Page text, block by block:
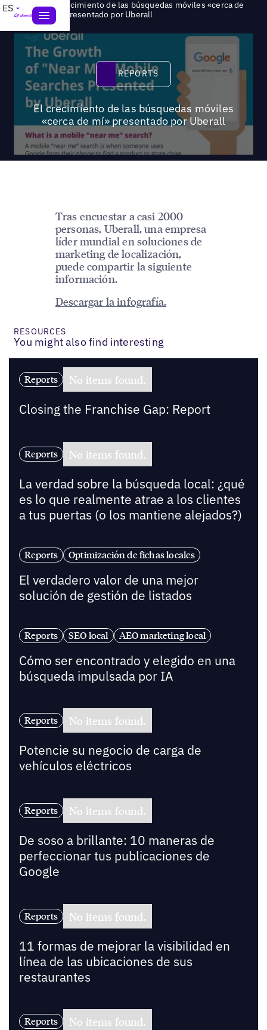
ES Reports>El crecimiento de las búsquedas móviles «cerca de
mí» presentado por Uberall
Reports
REPORTS
El crecimiento de las búsquedas móviles
«cerca de mí» presentado por Uberall
Tras encuestar a casi 2000
personas, Uberall, una empresa
líder mundial en soluciones de
marketing de localización,
puede compartir la siguiente
información.
Descargar la infografía.
RESOURCES
You might also find interesting
Reports No items found.
Closing the Franchise Gap: Report
Reports No items found.
La verdad sobre la búsqueda local: ¿qué
es lo que realmente atrae a los clientes
a tus puertas (o los mantiene alejados?)
Reports Optimización de fichas locales
El verdadero valor de una mejor
solución de gestión de listados
Reports SEO local AEO marketing local
Cómo ser encontrado y elegido en una
búsqueda impulsada por IA
Reports No items found.
Potencie su negocio de carga de
vehículos eléctricos
Reports No items found.
De soso a brillante: 10 maneras de
perfeccionar tus publicaciones de
Google
Reports No items found.
11 formas de mejorar la visibilidad en
línea de las ubicaciones de sus
restaurantes
Reports No items found.